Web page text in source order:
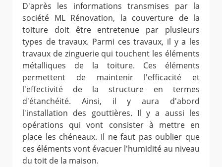
D'après les informations transmises par la
société ML Rénovation, la couverture de la
toiture doit être entretenue par plusieurs
types de travaux. Parmi ces travaux, il y a les
travaux de zinguerie qui touchent les éléments
métalliques de la toiture. Ces éléments
permettent de maintenir l'efficacité et
l'effectivité de la structure en termes
d'étanchéité. Ainsi, il y aura d'abord
l'installation des gouttières. Il y a aussi les
opérations qui vont consister à mettre en
place les chéneaux. Il ne faut pas oublier que
ces éléments vont évacuer l'humidité au niveau
du toit de la maison.